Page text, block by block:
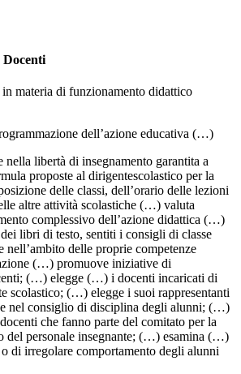
Docenti
materia di funzionamento didattico
dell’azione educativa (…)
nella libertà di insegnamento garantita a
proposte al dirigentescolastico per la
delle classi, dell’orario delle lezioni
altre attività scolastiche (…) valuta
complessivo dell’azione didattica (…)
libri di testo, sentiti i consigli di classe
delle proprie competenze
(…) promuove iniziative di
(…) elegge (…) i docenti incaricati di
scolastico; (…) elegge i suoi rappresentanti
nel consiglio di disciplina degli alunni; (…)
che fanno parte del comitato per la
del personale insegnante; (…) esamina (…)
di irregolare comportamento degli alunni